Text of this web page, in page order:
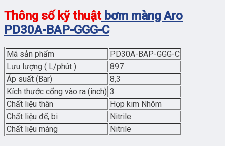
Thông số kỹ thuậtbơm màng Aro
PD30A-BAP-GGG-C
Mã sản phẩm
PD30A-BAP-GGG-C
Lưu lượng ( L/phút )
897
Áp suất (Bar)
8,3
Kích thước cổng vào ra (inch) 3
Chất liệu thân
Hợp kim Nhôm
Chất liệu đế, bi
Nitrile
Chất liệu màng
Nitrile